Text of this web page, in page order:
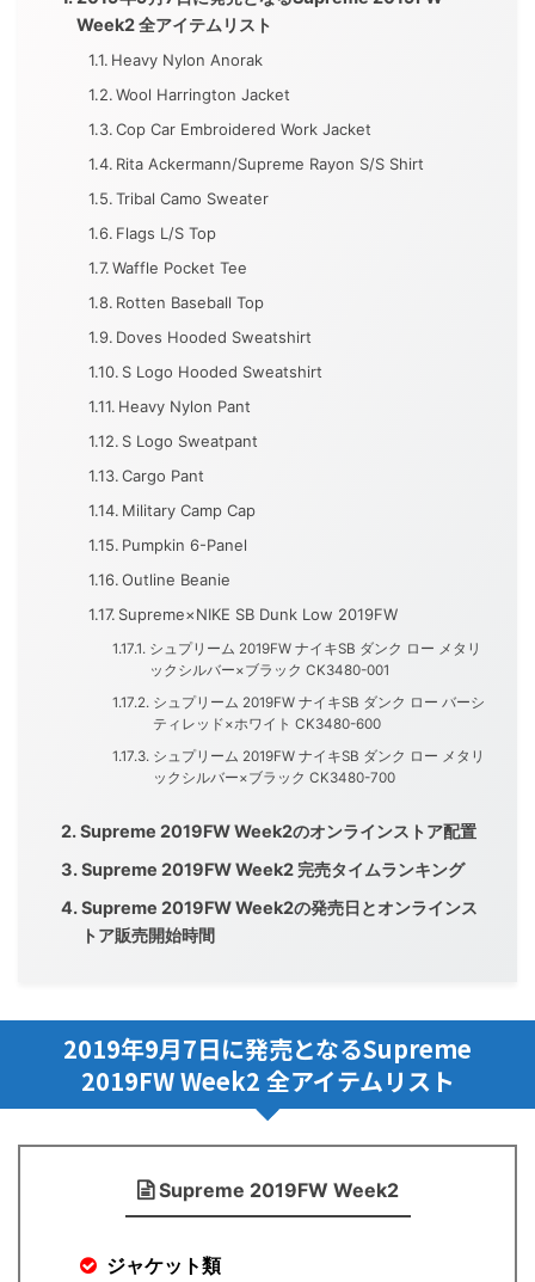
Week2 全アイテムリスト
Heavy Nylon Anorak
Wool Harrington Jacket
Cop Car Embroidered Work Jacket
Rita Ackermann/Supreme Rayon S/S Shirt
Tribal Camo Sweater
Flags L/S Top
Waffle Pocket Tee
Rotten Baseball Top
Doves Hooded Sweatshirt
S Logo Hooded Sweatshirt
Heavy Nylon Pant
S Logo Sweatpant
Cargo Pant
Military Camp Cap
Pumpkin 6-Panel
Outline Beanie
Supreme×NIKE SB Dunk Low 2019FW
シュプリーム 2019FW ナイキSB ダンク ロー メタリ
ックシルバー×ブラック CK3480-001
シュプリーム 2019FW ナイキSB ダンク ロー バーシ
ティレッド×ホワイト CK3480-600
シュプリーム 2019FW ナイキSB ダンク ロー メタリ
ックシルバー×ブラック CK3480-700
Supreme 2019FW Week2のオンラインストア配置
Supreme 2019FW Week2 完売タイムランキング
Supreme 2019FW Week2の発売日とオンラインス
トア販売開始時間
2019年9月7日に発売となるSupreme
2019FW Week2 全アイテムリスト
Supreme 2019FW Week2
ジャケット類